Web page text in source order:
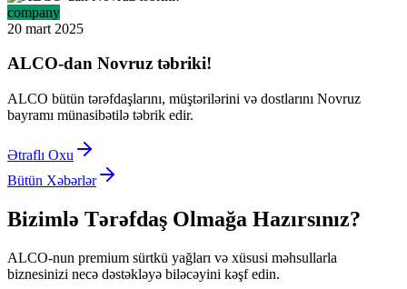
company
20 mart 2025
ALCO-dan Novruz təbriki!
ALCO bütün tərəfdaşlarını, müştərilərini və dostlarını Novruz
bayramı münasibətilə təbrik edir.
Ətraflı Oxu
Bütün Xəbərlər
Bizimlə Tərəfdaş Olmağa Hazırsınız?
ALCO-nun premium sürtkü yağları və xüsusi məhsullarla
biznesinizi necə dəstəkləyə biləcəyini kəşf edin.